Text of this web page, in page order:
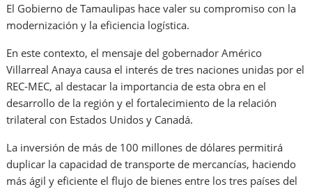
El Gobierno de Tamaulipas hace valer su compromiso con la
modernización y la eficiencia logística.
En este contexto, el mensaje del gobernador Américo
Villarreal Anaya causa el interés de tres naciones unidas por el
REC-MEC, al destacar la importancia de esta obra en el
desarrollo de la región y el fortalecimiento de la relación
trilateral con Estados Unidos y Canadá.
La inversión de más de 100 millones de dólares permitirá
duplicar la capacidad de transporte de mercancías, haciendo
más ágil y eficiente el flujo de bienes entre los tres países del